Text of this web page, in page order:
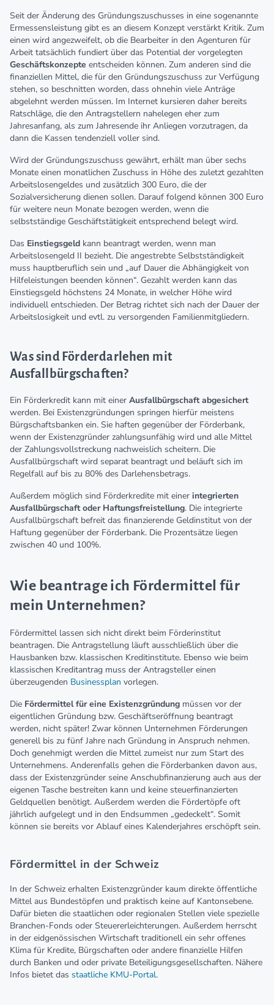
Seit der Änderung des Gründungszuschusses in eine sogenannte
Ermessensleistung gibt es an diesem Konzept verstärkt Kritik. Zum
einen wird angezweifelt, ob die Bearbeiter in den Agenturen für
Arbeit tatsächlich fundiert über das Potential der vorgelegten
Geschäftskonzepte entscheiden können. Zum anderen sind die
finanziellen Mittel, die für den Gründungszuschuss zur Verfügung
stehen, so beschnitten worden, dass ohnehin viele Anträge
abgelehnt werden müssen. Im Internet kursieren daher bereits
Ratschläge, die den Antragstellern nahelegen eher zum
Jahresanfang, als zum Jahresende ihr Anliegen vorzutragen, da
dann die Kassen tendenziell voller sind.
Wird der Gründungszuschuss gewährt, erhält man über sechs
Monate einen monatlichen Zuschuss in Höhe des zuletzt gezahlten
Arbeitslosengeldes und zusätzlich 300 Euro, die der
Sozialversicherung dienen sollen. Darauf folgend können 300 Euro
für weitere neun Monate bezogen werden, wenn die
selbstständige Geschäftstätigkeit entsprechend belegt wird.
Das Einstiegsgeld kann beantragt werden, wenn man
Arbeitslosengeld II bezieht. Die angestrebte Selbstständigkeit
muss hauptberuflich sein und „auf Dauer die Abhängigkeit von
Hilfeleistungen beenden können“. Gezahlt werden kann das
Einstiegsgeld höchstens 24 Monate, in welcher Höhe wird
individuell entschieden. Der Betrag richtet sich nach der Dauer der
Arbeitslosigkeit und evtl. zu versorgenden Familienmitgliedern.
Was sind Förderdarlehen mit
Ausfallbürgschaften?
Ein Förderkredit kann mit einer Ausfallbürgschaft abgesichert
werden. Bei Existenzgründungen springen hierfür meistens
Bürgschaftsbanken ein. Sie haften gegenüber der Förderbank,
wenn der Existenzgründer zahlungsunfähig wird und alle Mittel
der Zahlungsvollstreckung nachweislich scheitern. Die
Ausfallbürgschaft wird separat beantragt und beläuft sich im
Regelfall auf bis zu 80% des Darlehensbetrags.
Außerdem möglich sind Förderkredite mit einer integrierten
Ausfallbürgschaft oder Haftungsfreistellung. Die integrierte
Ausfallbürgschaft befreit das finanzierende Geldinstitut von der
Haftung gegenüber der Förderbank. Die Prozentsätze liegen
zwischen 40 und 100%.
Wie beantrage ich Fördermittel für
mein Unternehmen?
Fördermittel lassen sich nicht direkt beim Förderinstitut
beantragen. Die Antragstellung läuft ausschließlich über die
Hausbanken bzw. klassischen Kreditinstitute. Ebenso wie beim
klassischen Kreditantrag muss der Antragsteller einen
überzeugenden Businessplan vorlegen.
Die Fördermittel für eine Existenzgründung müssen vor der
eigentlichen Gründung bzw. Geschäftseröffnung beantragt
werden, nicht später! Zwar können Unternehmen Förderungen
generell bis zu fünf Jahre nach Gründung in Anspruch nehmen.
Doch genehmigt werden die Mittel zumeist nur zum Start des
Unternehmens. Anderenfalls gehen die Förderbanken davon aus,
dass der Existenzgründer seine Anschubfinanzierung auch aus der
eigenen Tasche bestreiten kann und keine steuerfinanzierten
Geldquellen benötigt. Außerdem werden die Fördertöpfe oft
jährlich aufgelegt und in den Endsummen „gedeckelt“. Somit
können sie bereits vor Ablauf eines Kalenderjahres erschöpft sein.
Fördermittel in der Schweiz
In der Schweiz erhalten Existenzgründer kaum direkte öffentliche
Mittel aus Bundestöpfen und praktisch keine auf Kantonsebene.
Dafür bieten die staatlichen oder regionalen Stellen viele spezielle
Branchen-Fonds oder Steuererleichterungen. Außerdem herrscht
in der eidgenössischen Wirtschaft traditionell ein sehr offenes
Klima für Kredite, Bürgschaften oder andere finanzielle Hilfen
durch Banken und oder private Beteiligungsgesellschaften. Nähere
Infos bietet das staatliche KMU-Portal.